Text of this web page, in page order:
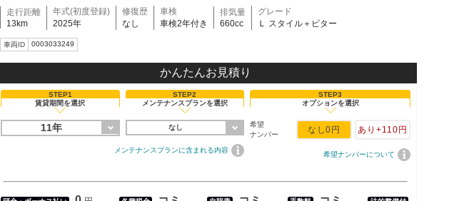
走行距離
13km
年式(初度登録)
2025年
修復歴
なし
車検
車検2年付き
排気量
660cc
グレード
Ｌ スタイル＋ビター
車両ID 0003033249
かんたんお見積り
STEP1
賃貸期間を選択
11年
STEP2
メンテナンスプランを選択
なし
メンテナンスプランに含まれる内容
STEP3
オプションを選択
希望
ナンバー
なし0円 あり +110円
希望ナンバーについて